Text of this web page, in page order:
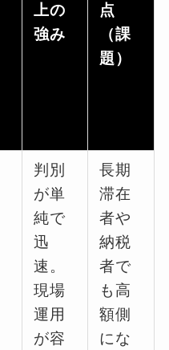
上の
強み
点
（課
題）
判別
が単
純で
迅
速。
現場
運用
が容
長期
滞在
者や
納税
者で
も高
額側
にな